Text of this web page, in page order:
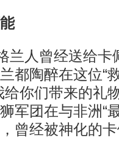
人曾经送给卡
都陶醉在这位“
你们带来的礼
军团在与非洲“
曾经被神化的